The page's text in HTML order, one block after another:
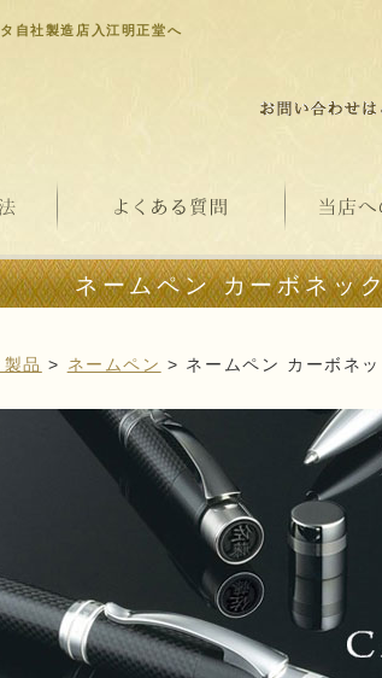
自社製造店入江明正堂へ
ネームペン カーボネッ
品 > ネームペン > ネームペン カーボネ